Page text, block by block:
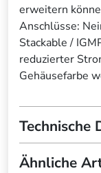
erweitern
Anschlüsse:
Stackable /
reduzierter
Gehäusefarbe
Technische
Ähnliche